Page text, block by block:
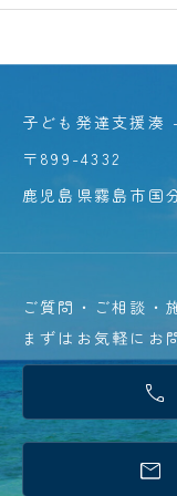
子ども発達支援湊
〒899-4332
鹿児島県霧島市国
ご質問・ご相談・
まずはお気軽にお

